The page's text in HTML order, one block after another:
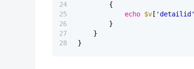
24
25
26
27
28
{
echo $v [ 'detailid'
}
}
}